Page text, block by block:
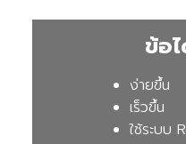
ข้อ
ง่ายขึ้น
เร็วขึ้น
ใช้ระบบ